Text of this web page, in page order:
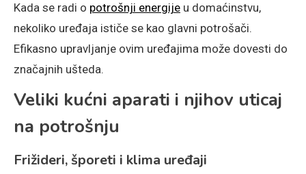
Kada se radi o potrošnji energije u domaćinstvu,
nekoliko uređaja ističe se kao glavni potrošači.
Efikasno upravljanje ovim uređajima može dovesti do
značajnih ušteda.
Veliki kućni aparati i njihov uticaj
na potrošnju
Frižideri, šporeti i klima uređaji